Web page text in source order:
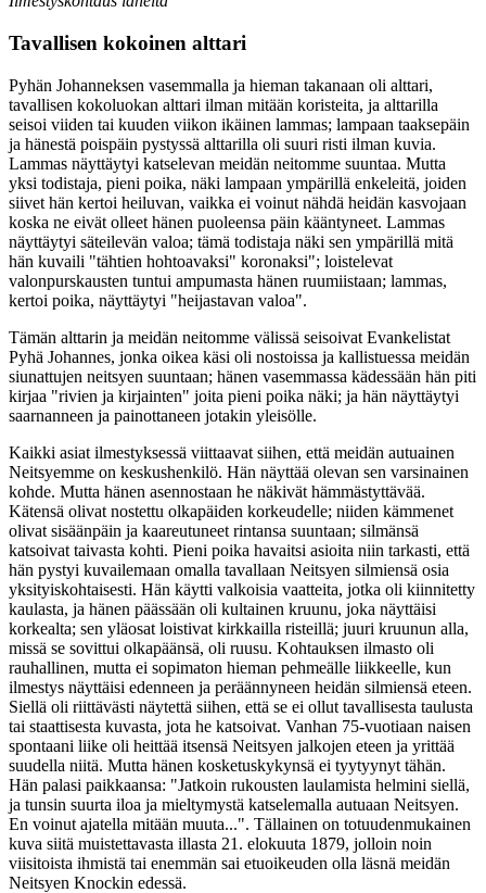
Tavallisen kokoinen alttari
Pyhän Johanneksen vasemmalla ja hieman takanaan oli alttari,
tavallisen kokoluokan alttari ilman mitään koristeita, ja alttarilla
seisoi viiden tai kuuden viikon ikäinen lammas; lampaan taaksepäin
ja hänestä poispäin pystyssä alttarilla oli suuri risti ilman kuvia.
Lammas näyttäytyi katselevan meidän neitomme suuntaa. Mutta
yksi todistaja, pieni poika, näki lampaan ympärillä enkeleitä, joiden
siivet hän kertoi heiluvan, vaikka ei voinut nähdä heidän kasvojaan
koska ne eivät olleet hänen puoleensa päin kääntyneet. Lammas
näyttäytyi säteilevän valoa; tämä todistaja näki sen ympärillä mitä
hän kuvaili "tähtien hohtoavaksi" koronaksi"; loistelevat
valonpurskausten tuntui ampumasta hänen ruumiistaan; lammas,
kertoi poika, näyttäytyi "heijastavan valoa".
Tämän alttarin ja meidän neitomme välissä seisoivat Evankelistat
Pyhä Johannes, jonka oikea käsi oli nostoissa ja kallistuessa meidän
siunattujen neitsyen suuntaan; hänen vasemmassa kädessään hän piti
kirjaa "rivien ja kirjainten" joita pieni poika näki; ja hän näyttäytyi
saarnanneen ja painottaneen jotakin yleisölle.
Kaikki asiat ilmestyksessä viittaavat siihen, että meidän autuainen
Neitsyemme on keskushenkilö. Hän näyttää olevan sen varsinainen
kohde. Mutta hänen asennostaan he näkivät hämmästyttävää.
Kätensä olivat nostettu olkapäiden korkeudelle; niiden kämmenet
olivat sisäänpäin ja kaareutuneet rintansa suuntaan; silmänsä
katsoivat taivasta kohti. Pieni poika havaitsi asioita niin tarkasti, että
hän pystyi kuvailemaan omalla tavallaan Neitsyen silmiensä osia
yksityiskohtaisesti. Hän käytti valkoisia vaatteita, jotka oli kiinnitetty
kaulasta, ja hänen päässään oli kultainen kruunu, joka näyttäisi
korkealta; sen yläosat loistivat kirkkailla risteillä; juuri kruunun alla,
missä se sovittui olkapäänsä, oli ruusu. Kohtauksen ilmasto oli
rauhallinen, mutta ei sopimaton hieman pehmeälle liikkeelle, kun
ilmestys näyttäisi edenneen ja peräännyneen heidän silmiensä eteen.
Siellä oli riittävästi näytettä siihen, että se ei ollut tavallisesta taulusta
tai staattisesta kuvasta, jota he katsoivat. Vanhan 75-vuotiaan naisen
spontaani liike oli heittää itsensä Neitsyen jalkojen eteen ja yrittää
suudella niitä. Mutta hänen kosketuskykynsä ei tyytyynyt tähän.
Hän palasi paikkaansa: "Jatkoin rukousten laulamista helmini siellä,
ja tunsin suurta iloa ja mieltymystä katselemalla autuaan Neitsyen.
En voinut ajatella mitään muuta...". Tällainen on totuudenmukainen
kuva siitä muistettavasta illasta 21. elokuuta 1879, jolloin noin
viisitoista ihmistä tai enemmän sai etuoikeuden olla läsnä meidän
Neitsyen Knockin edessä.